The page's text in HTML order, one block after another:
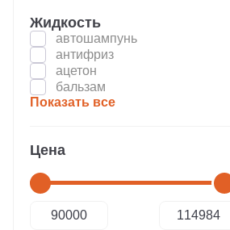
Жидкость
автошампунь
антифриз
ацетон
бальзам
Показать все
Цена